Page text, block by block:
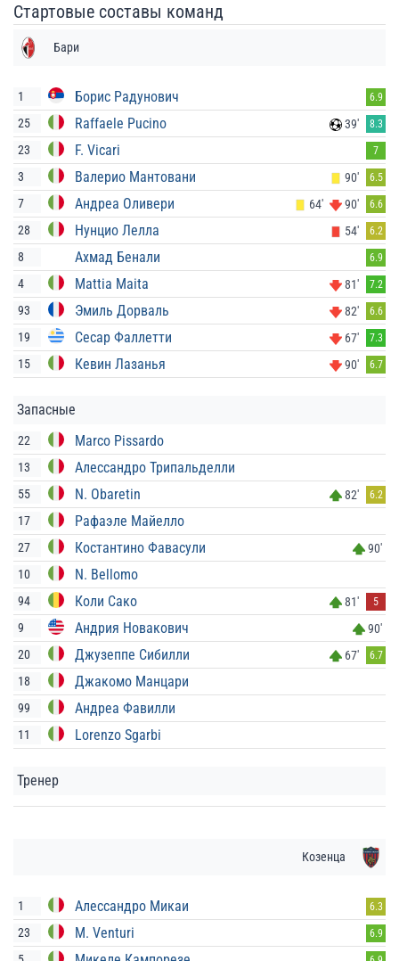
Стартовые составы команд
Бари
1 Борис Радунович 6.9
25 Raffaele Pucino 39' 8.3
23 F. Vicari 7
3 Валерио Мантовани 90' 6.5
7 Андреа Оливери 64' 90' 6.6
28 Нунцио Лелла 54' 6.2
8 Ахмад Бенали 6.9
4 Mattia Maita 81' 7.2
93 Эмиль Дорваль 82' 6.6
19 Сесар Фаллетти 67' 7.3
15 Кевин Лазанья 90' 6.7
Запасные
22 Marco Pissardo
13 Алессандро Трипальделли
55 N. Obaretin 82' 6.2
17 Рафаэле Майелло
27 Костантино Фавасули
90'
10
N. Bellomo
94 Коли Сако 81' 5
9 Андрия Новакович
90'
20
Джузеппе Сибилли 67' 6.7
18 Джакомо Манцари
99 Андреа Фавилли
11 Lorenzo Sgarbi
Тренер
Козенца
1 Алессандро Микаи 6.3
23 M. Venturi 6.9